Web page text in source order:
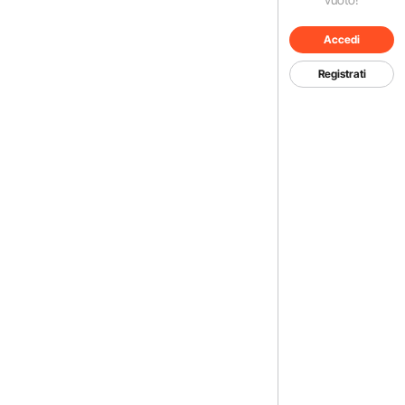
Accedi
Registrati